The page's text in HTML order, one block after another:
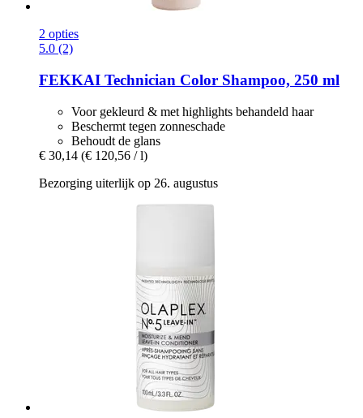
2 opties
5.0 (2)
FEKKAI Technician Color Shampoo, 250 ml
Voor gekleurd & met highlights behandeld haar
Beschermt tegen zonneschade
Behoudt de glans
€ 30,14 (€ 120,56 / l)
Bezorging uiterlijk op 26. augustus